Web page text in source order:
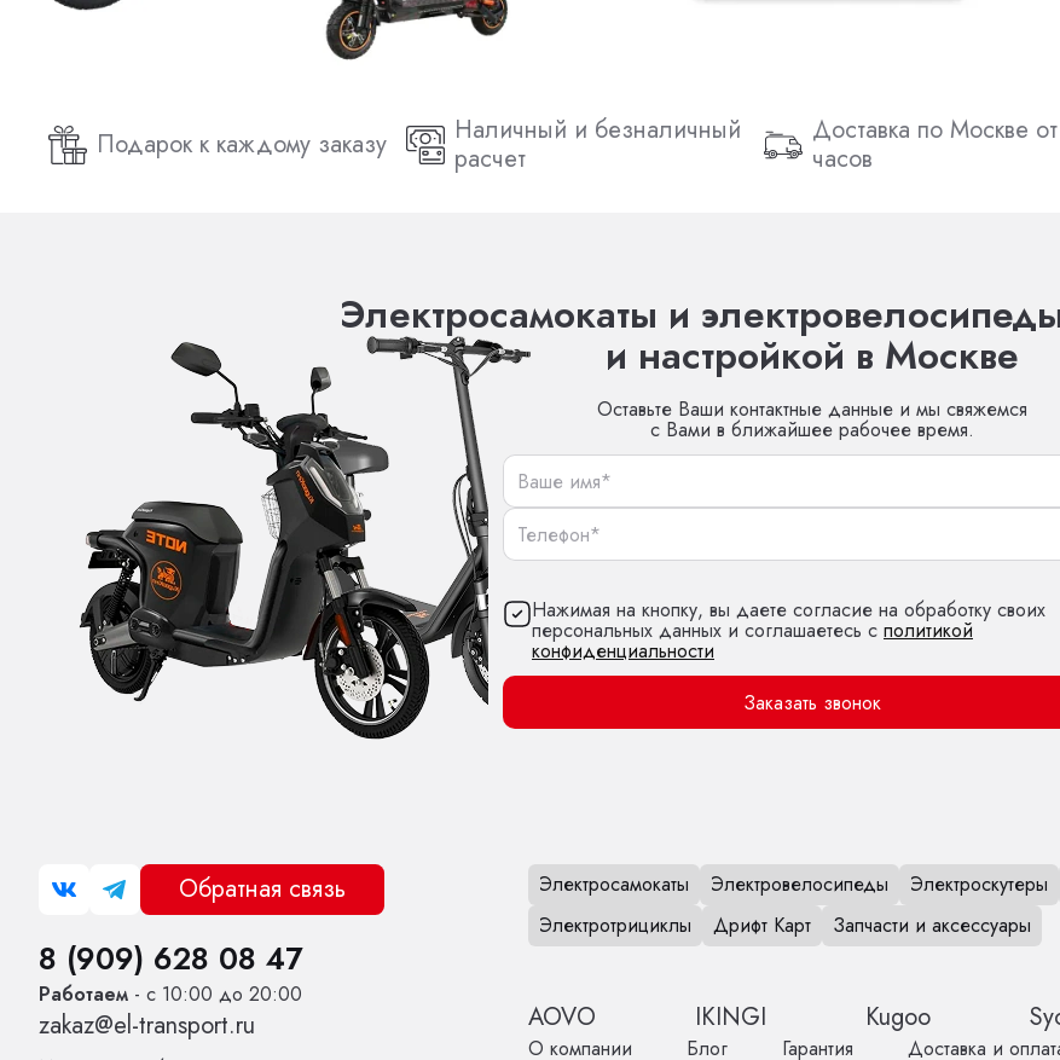
Подарок к каждому заказу
Наличный и безналичный
расчет
Доставка по Москве
часов
Электросамокаты и
и настройкой в Москве
Оставьте Ваши контактные данные и мы свяжемся
с Вами в ближайшее рабочее время.
Нажимая на кнопку, вы даете согласие на обработку своих
персональных данных и соглашаетесь с политикой
конфиденциальности
Заказать звонок
Обратная связь
8 (909) 628 08 47
Работаем - с 10:00 до 20:00
zakaz@el-transport.ru
Электросамокаты Электровелосипеды Электроскутеры
Электротрициклы
Дрифт Карт Запчасти и аксессуары
AOVO IKINGI Kugoo
О компании Блог Гарантия Доставка и